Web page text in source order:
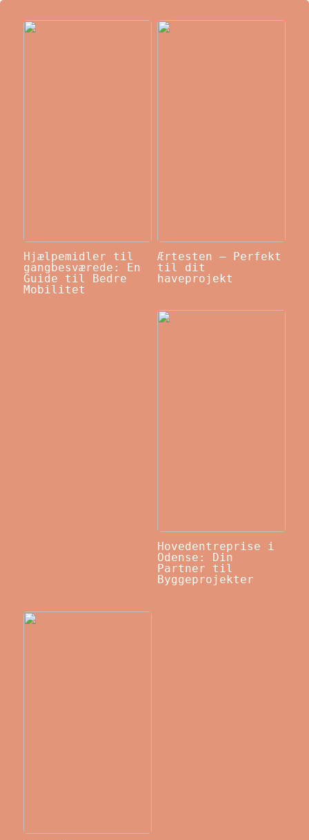
Hjælpemidler til
gangbesværede: En
Guide til Bedre
Mobilitet
Ærtesten – Perfekt
til dit
haveprojekt
Hovedentreprise i
Odense: Din
Partner til
Byggeprojekter